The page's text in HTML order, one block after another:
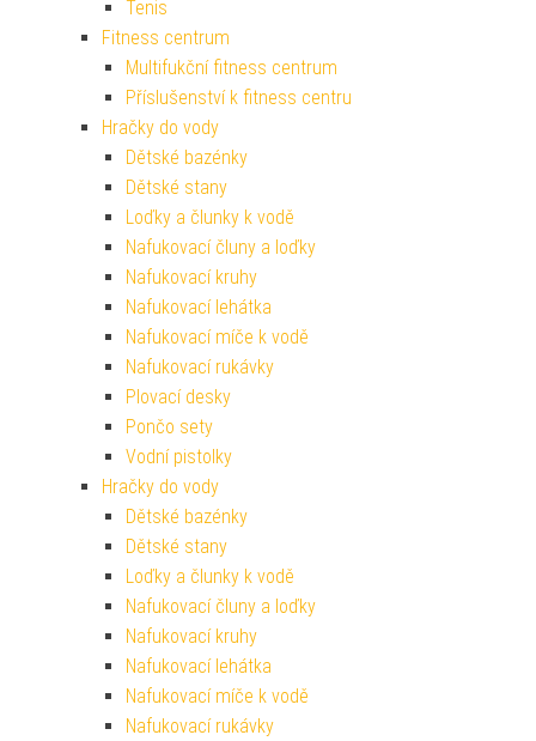
Tenis
Fitness centrum
Multifukční fitness centrum
Příslušenství k fitness centru
Hračky do vody
Dětské bazénky
Dětské stany
Loďky a člunky k vodě
Nafukovací čluny a loďky
Nafukovací kruhy
Nafukovací lehátka
Nafukovací míče k vodě
Nafukovací rukávky
Plovací desky
Pončo sety
Vodní pistolky
Hračky do vody
Dětské bazénky
Dětské stany
Loďky a člunky k vodě
Nafukovací čluny a loďky
Nafukovací kruhy
Nafukovací lehátka
Nafukovací míče k vodě
Nafukovací rukávky